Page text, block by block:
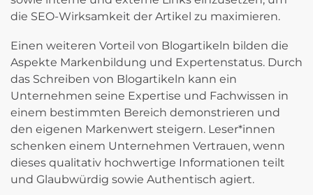
die SEO-Wirksamkeit der Artikel zu maximieren.
Einen weiteren Vorteil von Blogartikeln bilden die
Aspekte Markenbildung und Expertenstatus. Durch
das Schreiben von Blogartikeln kann ein
Unternehmen seine Expertise und Fachwissen in
einem bestimmten Bereich demonstrieren und
den eigenen Markenwert steigern. Leser*innen
schenken einem Unternehmen Vertrauen, wenn
dieses qualitativ hochwertige Informationen teilt
und Glaubwürdig sowie Authentisch agiert.